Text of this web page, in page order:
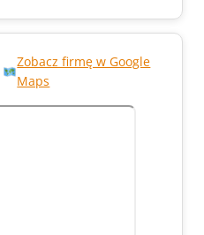
Zobacz firmę w Google
Maps